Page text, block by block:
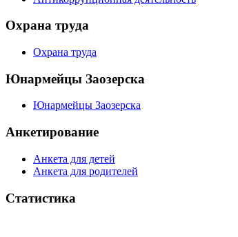
Охрана труда
Охрана труда
Юнармейцы Заозерска
Юнармейцы Заозерска
Анкетирование
Анкета для детей
Анкета для родителей
Статистика